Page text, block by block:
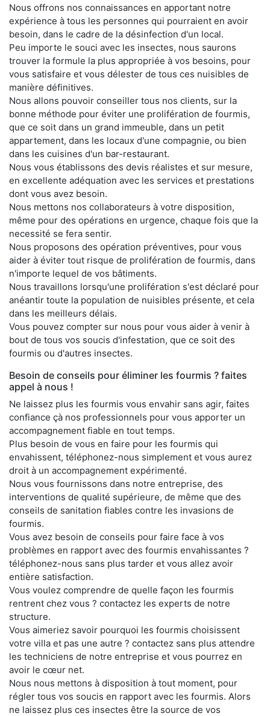
Nous offrons nos connaissances en apportant notre
expérience à tous les personnes qui pourraient en avoir
besoin, dans le cadre de la désinfection d'un local.
Peu importe le souci avec les insectes, nous saurons
trouver la formule la plus appropriée à vos besoins, pour
vous satisfaire et vous délester de tous ces nuisibles de
manière définitives.
Nous allons pouvoir conseiller tous nos clients, sur la
bonne méthode pour éviter une prolifération de fourmis,
que ce soit dans un grand immeuble, dans un petit
appartement, dans les locaux d'une compagnie, ou bien
dans les cuisines d'un bar-restaurant.
Nous vous établissons des devis réalistes et sur mesure,
en excellente adéquation avec les services et prestations
dont vous avez besoin.
Nous mettons nos collaborateurs à votre disposition,
même pour des opérations en urgence, chaque fois que la
necessité se fera sentir.
Nous proposons des opération préventives, pour vous
aider à éviter tout risque de prolifération de fourmis, dans
n'importe lequel de vos bâtiments.
Nous travaillons lorsqu'une prolifération s'est déclaré pour
anéantir toute la population de nuisibles présente, et cela
dans les meilleurs délais.
Vous pouvez compter sur nous pour vous aider à venir à
bout de tous vos soucis d'infestation, que ce soit des
fourmis ou d'autres insectes.
Besoin de conseils pour éliminer les fourmis ? faites
appel à nous !
Ne laissez plus les fourmis vous envahir sans agir, faites
confiance çà nos professionnels pour vous apporter un
accompagnement fiable en tout temps.
Plus besoin de vous en faire pour les fourmis qui
envahissent, téléphonez-nous simplement et vous aurez
droit à un accompagnement expérimenté.
Nous vous fournissons dans notre entreprise, des
interventions de qualité supérieure, de même que des
conseils de sanitation fiables contre les invasions de
fourmis.
Vous avez besoin de conseils pour faire face à vos
problèmes en rapport avec des fourmis envahissantes ?
téléphonez-nous sans plus tarder et vous allez avoir
entière satisfaction.
Vous voulez comprendre de quelle façon les fourmis
rentrent chez vous ? contactez les experts de notre
structure.
Vous aimeriez savoir pourquoi les fourmis choisissent
votre villa et pas une autre ? contactez sans plus attendre
les techniciens de notre entreprise et vous pourrez en
avoir le cœur net.
Nous nous mettons à disposition à tout moment, pour
régler tous vos soucis en rapport avec les fourmis. Alors
ne laissez plus ces insectes être la source de vos